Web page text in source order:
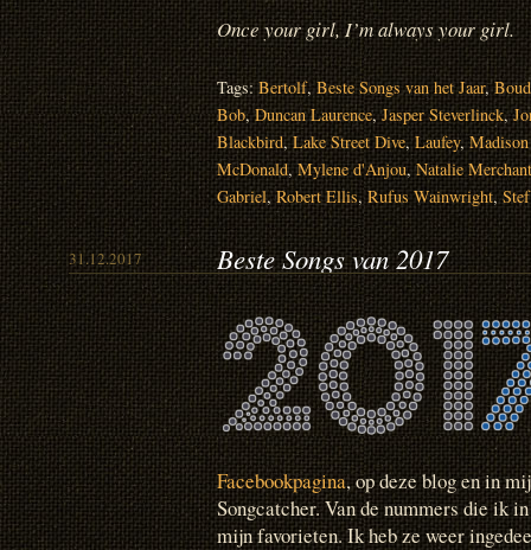
Once your girl, I’m always your girl.
Tags:Bertolf,Beste Songs van het Jaar,
Bob,Duncan Laurence,Jasper Steverlinck,
Blackbird,Lake Street Dive,Laufey,
McDonald,Mylene d'Anjou,Natalie Merchant
Gabriel,Robert Ellis,Rufus Wainwright,
31.12.2017 Beste Songs van 2017
Facebookpagina, op deze blog en in
Songcatcher. Van de nummers die ik
mijn favorieten. Ik heb ze weer